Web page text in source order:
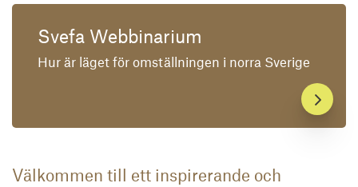
Svefa Webbinarium
Hur är läget för omställningen i norra Sverige
Se webbinariet här
Välkommen till ett inspirerande och